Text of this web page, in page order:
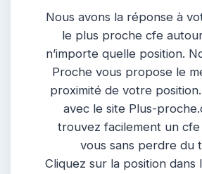
Nous avons la réponse à
le plus proche cfe
n’importe quelle position.
Proche vous propose le
proximité de votre position.
avec le site Plus-
trouvez facilement un
vous sans perdre du
Cliquez sur la position dans